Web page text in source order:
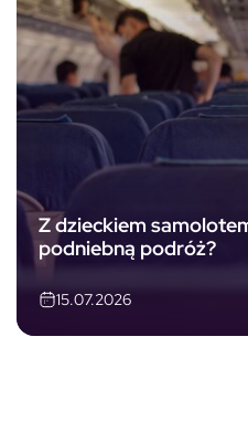
Z dzieckiem
podniebną podróż?
15.07.2026